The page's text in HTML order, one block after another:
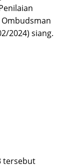
2024) siang.
tersebut